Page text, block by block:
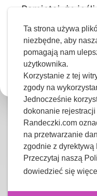
Ta strona używa
niezbędne, aby
pomagają nam
użytkownika.
Korzystanie z tej
zgody na
Jednocześnie
dokonanie rejestracji
Randeczki.com
na przetwarzanie
zgodnie z dyrektywą
Przeczytaj naszą
dowiedzieć się
Pamiętaj, że
18 lat, nie
Tak
Wyślij
Copyright © 2026